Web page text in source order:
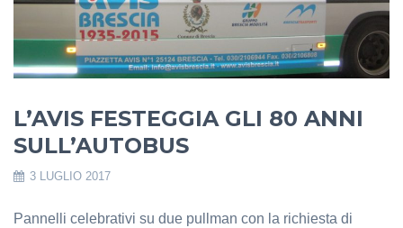
L’AVIS FESTEGGIA GLI 80 ANNI
SULL’AUTOBUS
3 LUGLIO 2017
Pannelli celebrativi su due pullman con la richiesta di